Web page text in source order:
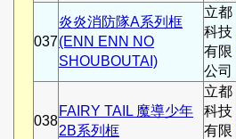
037
炎炎消防隊A系列框
(ENN ENN NO
SHOUBOUTAI)
立都
科技
有限
公司
038
FAIRY TAIL 魔導少年
2B系列框
立都
科技
有限